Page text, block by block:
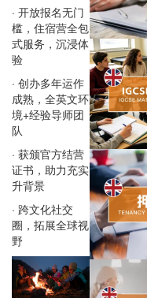
· 开放报名无门
槛，住宿营全包
式服务，沉浸体
验
· 创办多年运作
成熟，全英文环
境+经验导师团
队
· 获颁官方结营
证书，助力充实
升背景
· 跨文化社交
圈，拓展全球视
野